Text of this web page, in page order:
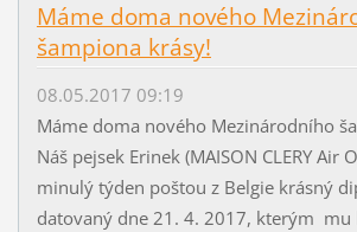
Máme doma nového
šampiona krásy!
08.05.2017 09:19
Máme doma nového Mezinárodního
Náš pejsek Erinek (MAISON CLERY Air
minulý týden poštou z Belgie krásný
datovaný dne 21. 4. 2017, kterým mu